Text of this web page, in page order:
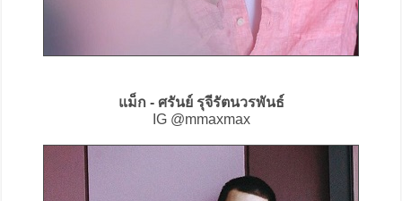
แม็ก - ศรันย์ รุจีรัตนวรพันธ์
IG @mmaxmax